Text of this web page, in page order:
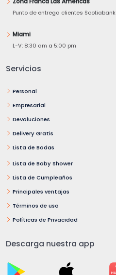
Punto de entrega clientes Scotiabank
Miami
L-V: 8:30 am a 5:00 pm
Servicios
Personal
Empresarial
Devoluciones
Delivery Gratis
Lista de Bodas
Lista de Baby Shower
Lista de Cumpleaños
Principales ventajas
Términos de uso
Políticas de Privacidad
Descarga nuestra app